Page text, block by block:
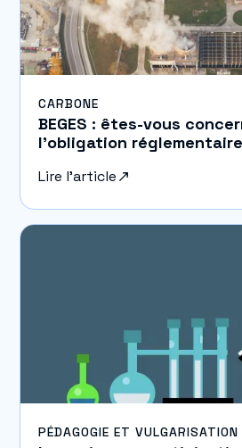
CARBONE
BEGES : êtes-vous
l'obligation
Lire l'article
PÉDAGOGIE ET VULGARISATION